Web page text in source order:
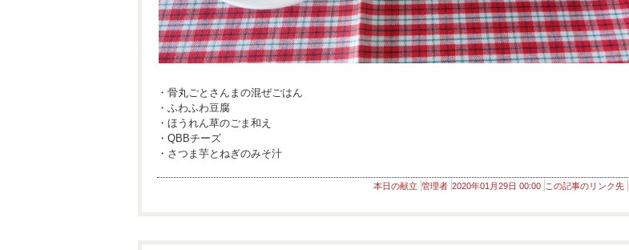
・骨丸ごとさんまの混ぜごはん
・ふわふわ豆腐
・ほうれん草のごま和え
・QBBチーズ
・さつま芋とねぎのみそ汁
本日の献立 管理者 2020年01月29日 00:00 この記事のリンク先